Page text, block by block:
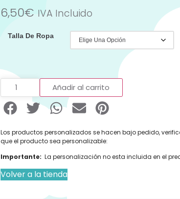
6,50€ IVA Incluido
Talla De Ropa
Añadir al carrito
Los productos personalizados se hacen bajo pedido,
que el producto sea personalizable:
Importante: La personalización no esta incluida en el
Volver a la tienda